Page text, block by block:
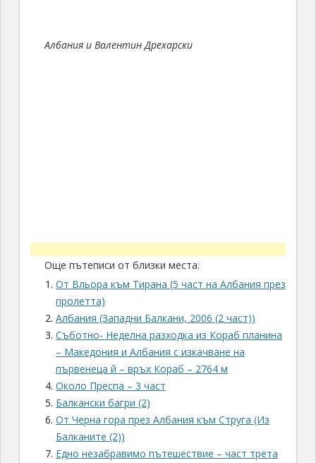
Албания и Валентин Дрехарски
Още пътеписи от близки места:
От Вльора към Тирана (5 част на Албания през
пролетта)
Албания (Западни Балкани, 2006 (2 част))
Съботно- Неделна разходка из Кораб планина
– Македония и Албания с изкачване на
първенеца й – връх Кораб – 2764 м
Около Преспа – 3 част
Балкански багри (2)
От Черна гора през Албания към Струга (Из
Балканите (2))
Едно незабравимо пътешествие – част трета